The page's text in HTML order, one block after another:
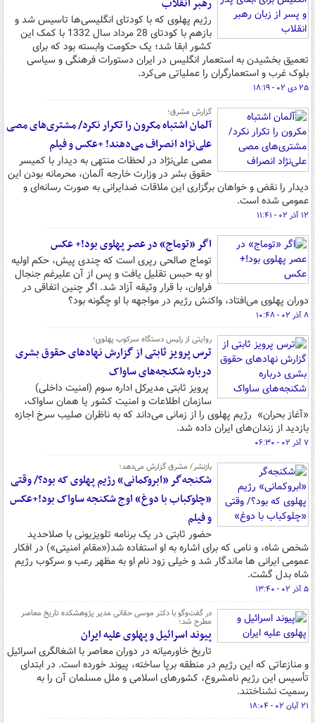
رژیم پهلوی که با کودتای انگلیسی‌ها تاسیس شد و
بازهم با کودتای 28 مرداد سال 1332 با کمک این
کشور ابقا شد؛ یک حکومت وابسته بود که برای
تعمیق بخشیدن به استعمار انگلیس در ایران دستورات فرهنگی و سیاسی
بلوک غرب و استعمارگران را عملیاتی می‌کرد.
۲۵ دی ۰۲ - ۱۸:۱۹
گزارش مشرق؛
آلمان اشتباه مکرون را تکرار نکرد/ مشتری‌های مصی
علی‌نژاد انصراف می‌دهند! +عکس و فیلم
مصی علی‌نژاد در لحظات منتهی به دیدار با کمیسر
حقوق بشر در وزارت خارجه آلمان، محرمانه بودن این
دیدار را نقض و خواهان برگزاری این ملاقات ضدایرانی به صورت رسانه‌ای و
عمومی شده است.
۱۲ آذر ۰۲ - ۱۱:۴۱
اگر «توماج» در عصر پهلوی بود!+ عکس
توماج صالحی رپری است که چندی پیش، حکم اولیه
او به حبس تقلیل یافت و پس از آن علیرغم جنجال
فراوان، با قرار وثیقه آزاد شد. اگر چنین اتفاقی در
دوران پهلوی می‌افتاد، واکنش رژیم در مواجهه با او چگونه بود؟
۸ آذر ۰۲ - ۱۰:۴۸
روایتی از رئیس دستگاه سرکوب پهلوی؛
ترس پرویز ثابتی از گزارش نهادهای حقوق بشری
درباره شکنجه‌های ساواک
پرویز ثابتی مدیرکل اداره سوم (امنیت داخلی)
سازمان اطلاعات و امنیت کشور یا همان ساواک،
«آغاز بحران» رژیم پهلوی را از زمانی می‌داند که به ناظران صلیب سرخ اجازه
بازدید از زندان‌های ایران داده شد.
۷ آذر ۰۲ - ۰۶:۳۰
بازنشر/ مشرق گزارش می‌دهد؛
شکنجه‌گر «ابروکمانی» رژیم پهلوی که بود؟/ وقتی
«چلوکباب با دوغ» اوج شکنجه ساواک بود!+عکس
و فیلم
حضور ثابتی در یک برنامه تلویزیونی با صلاحدید
شخص شاه، و نامی که برای اشاره به او استفاده شد(«مقام امنیتی») در افکار
عمومی ایرانی ها ماندگار شد و خیلی زود نام او به مظهر رعب و سرکوب رژیم
شاه بدل گشت.
۵ آذر ۰۲ - ۱۳:۴۰
در گفت‌وگو با دکتر موسی حقانی مدیر پژوهشکده تاریخ معاصر
مطرح شد؛
پیوند اسرائیل و پهلوی علیه ایران
تاریخ خاورمیانه در دوران معاصر با اشغالگری اسرائیل
و منازعاتی که این رژیم در منطقه برپا ساخته، پیوند خورده است. در ابتدای
تأسیس این رژیم نامشروع، کشورهای اسلامی و ملل مسلمان آن را به
رسمیت نشناختند.
۲۱ آبان ۰۲ - ۱۸:۰۴